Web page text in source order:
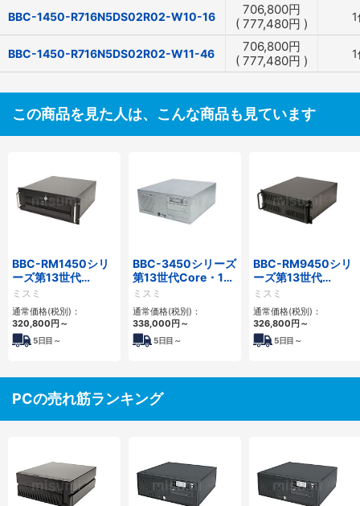
BBC-1450-R716N5DS02R02-W10-16 706,800円
( 777,480円 )
BBC-1450-R716N5DS02R02-W11-46 706,800円
( 777,480円 )
この商品を見た人は、こんな商品も見ています
BBC-RM1450シリ
ーズ第13世代
Core・12世代
Celeron対応ラック
マウント4PCIe
ミスミ
通常価格(税別)：
320,800円～
5日目～
BBC-3450シリーズ
第13世代Core・12
世代Celeron対応フ
ロアマウント4PCIe
ミスミ
通常価格(税別)：
338,000円～
5日目～
BBC-RM9450シリ
ーズ第13世代
Core・12世代
Celeron対応ラック
マウント4PCIe
ミスミ
通常価格(税別)：
326,800円～
5日目～
PCの売れ筋ランキング